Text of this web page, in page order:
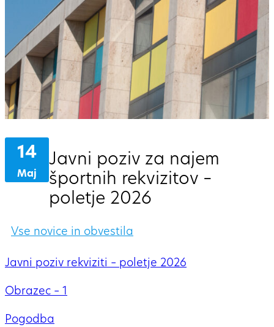
14
Maj
Javni poziv za najem
športnih rekvizitov –
poletje 2026
Vse novice in obvestila
Javni poziv rekviziti – poletje 2026
Obrazec – 1
Pogodba